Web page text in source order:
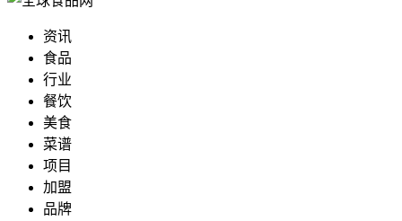
资讯
食品
行业
餐饮
美食
菜谱
项目
加盟
品牌